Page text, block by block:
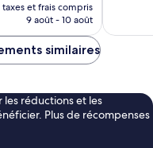
prix
de
taxes et frais compris
9 août - 10 août
similaires
réductions et les
Plus de récompenses